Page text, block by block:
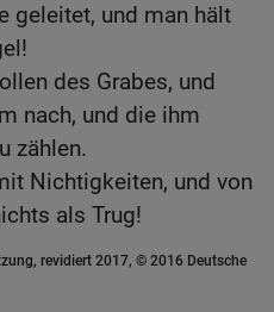
geleitet, und man hält
des Grabes, und
nach, und die ihm
zählen.
Nichtigkeiten, und von
als Trug!
revidiert 2017, © 2016 Deutsche